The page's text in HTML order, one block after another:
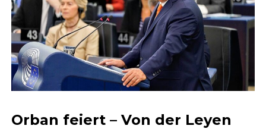
Orban feiert – Von der Leyen